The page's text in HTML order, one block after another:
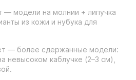
— модели на молнии + липучка
из кожи и нубука для
— более сдержанные модели:
невысоком каблучке (2–3 см),